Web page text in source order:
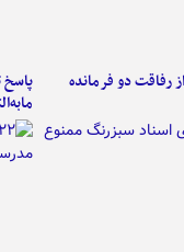
رفاقت دو فرمانده‌
پاسخ